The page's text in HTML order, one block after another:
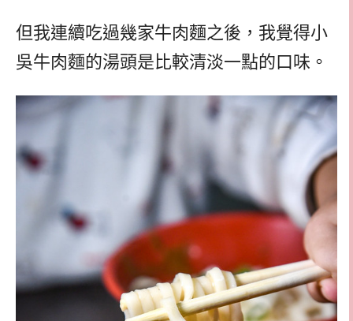
但我連續吃過幾家牛肉麵之後，我覺得小
吳牛肉麵的湯頭是比較清淡一點的口味。